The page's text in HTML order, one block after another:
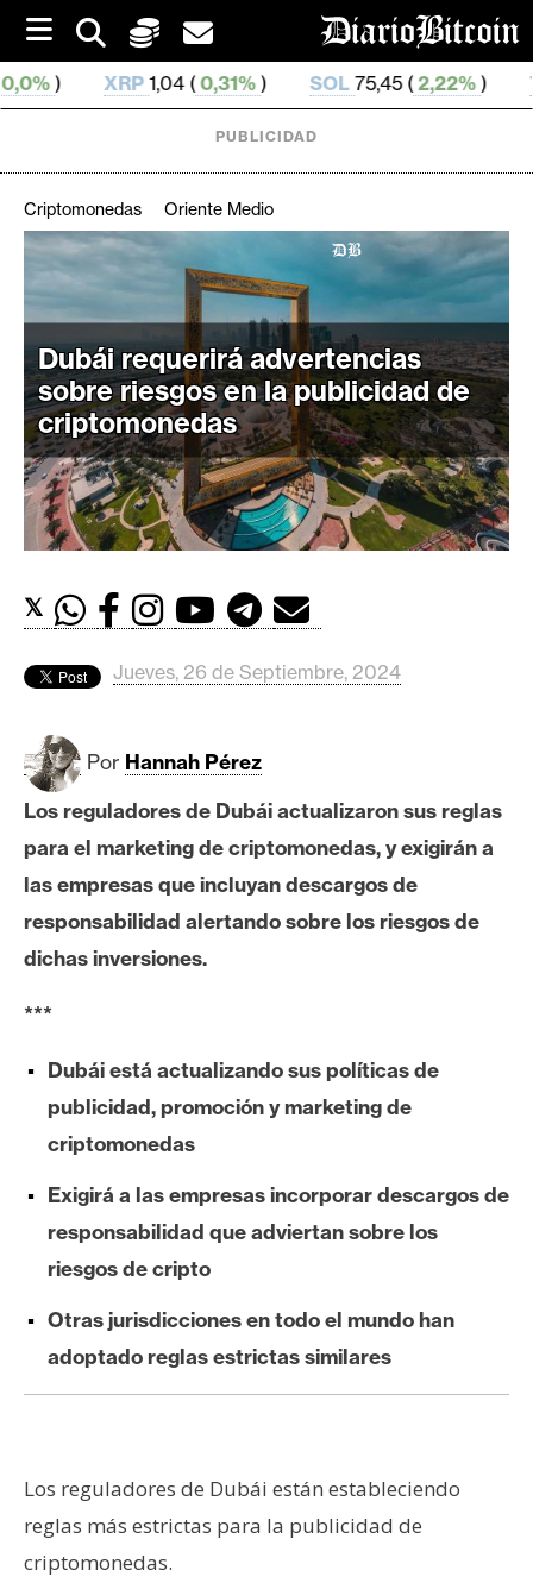
i
p
t
o
1,04 ( 0,31%) SOL75,45 ( 2,22%) TRX0,328
r
i
p
t
o
M
e
r
c
o
i
c
o
i
n
h
r
e
m
I
A
A
l
i
PUBLICIDAD
Criptomonedas Oriente Medio
Dubái requerirá advertencias
sobre riesgos en la publicidad de
criptomonedas
𝕏
Jueves, 26 de Septiembre, 2024
Por Hannah Pérez
Los reguladores de Dubái actualizaron sus reglas
para el marketing de criptomonedas, y exigirán a
las empresas que incluyan descargos de
responsabilidad alertando sobre los riesgos de
dichas inversiones.
***
Dubái está actualizando sus políticas de
publicidad, promoción y marketing de
criptomonedas
Exigirá a las empresas incorporar descargos de
responsabilidad que adviertan sobre los
riesgos de cripto
Otras jurisdicciones en todo el mundo han
adoptado reglas estrictas similares
Los reguladores de Dubái están estableciendo
reglas más estrictas para la publicidad de
criptomonedas.